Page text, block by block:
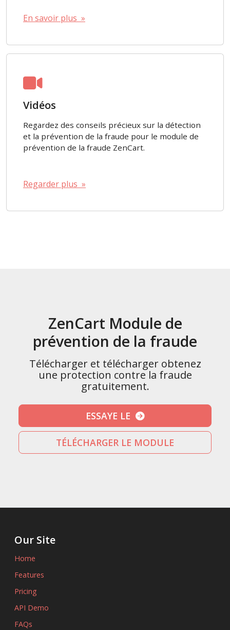
En savoir plus »
Vidéos
Regardez des conseils précieux sur la détection
et la prévention de la fraude pour le module de
prévention de la fraude ZenCart.
Regarder plus »
ZenCart Module de
prévention de la fraude
Télécharger et télécharger obtenez
une protection contre la fraude
gratuitement.
ESSAYE LE
TÉLÉCHARGER LE MODULE
Our Site
Home
Features
Pricing
API Demo
FAQs